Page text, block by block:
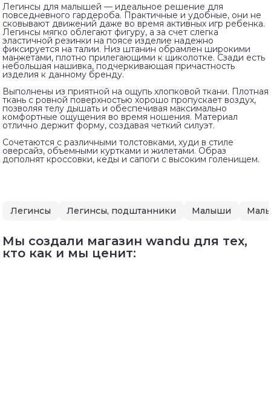
Легинсы для малышей — идеальное решение для
повседневного гардероба. Практичные и удобные, они не
сковывают движений даже во время активных игр ребенка.
Легинсы мягко облегают фигуру, а за счет слегка
эластичной резинки на поясе изделие надежно
фиксируется на талии. Низ штанин обрамлен широкими
манжетами, плотно прилегающими к щиколотке. Сзади есть
небольшая нашивка, подчеркивающая причастность
изделия к данному бренду.
Выполнены из приятной на ощупь хлопковой ткани. Плотная
ткань с ровной поверхностью хорошо пропускает воздух,
позволяя телу дышать и обеспечивая максимально
комфортные ощущения во время ношения. Материал
отлично держит форму, создавая четкий силуэт.
Сочетаются с различными толстовками, худи в стиле
оверсайз, объемными куртками и жилетами. Образ
дополнят кроссовки, кеды и сапоги с высоким голенищем.
Легинсы Легинсы, подштанники Малыши
Мы создали магазин wandu для тех,
кто как и мы ценит: